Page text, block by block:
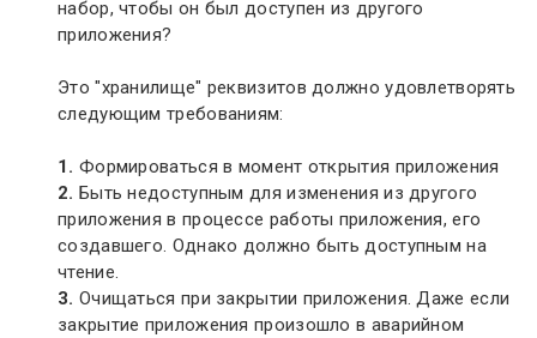
набор, чтобы он был доступен из другого
приложения?
Это "хранилище" реквизитов должно удовлетворять
следующим требованиям:
1. Формироваться в момент открытия приложения
2. Быть недоступным для изменения из другого
приложения в процессе работы приложения, его
создавшего. Однако должно быть доступным на
чтение.
3. Очищаться при закрытии приложения. Даже если
закрытие приложения произошло в аварийном